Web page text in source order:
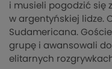
i musieli pogodzić się
w argentyńskiej lidze.
Sudamericana.
grupę i awansowali
elitarnych